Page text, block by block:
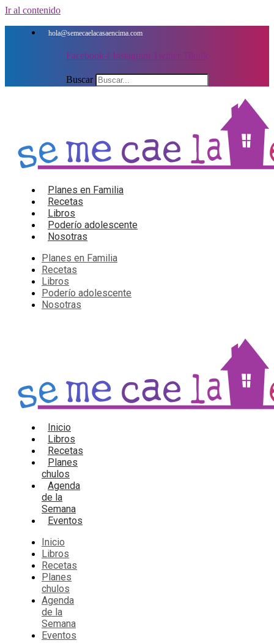
Ir al contenido
hola@semecaelacasaencima.com
Facebook-f Instagram Twitter
Buscar
Planes en Familia
Recetas
Libros
Poderío adolescente
Nosotras
Planes en Familia
Recetas
Libros
Poderío adolescente
Nosotras
Inicio
Libros
Recetas
Planes
chulos
Agenda
de la
Semana
Eventos
Inicio
Libros
Recetas
Planes
chulos
Agenda
de la
Semana
Eventos